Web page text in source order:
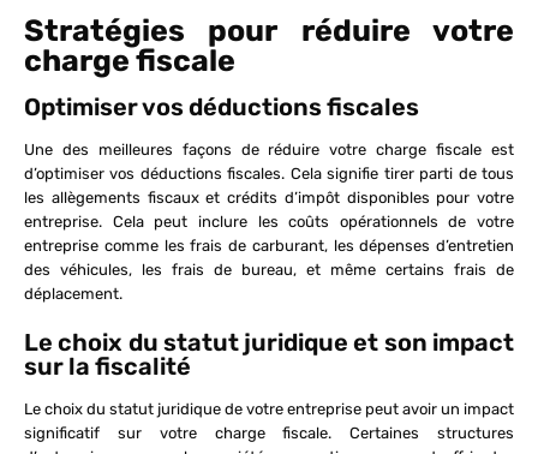
Stratégies pour réduire votre
charge fiscale
Optimiser vos déductions fiscales
Une des meilleures façons de réduire votre charge fiscale est
d’optimiser vos déductions fiscales. Cela signifie tirer parti de tous
les allègements fiscaux et crédits d’impôt disponibles pour votre
entreprise. Cela peut inclure les coûts opérationnels de votre
entreprise comme les frais de carburant, les dépenses d’entretien
des véhicules, les frais de bureau, et même certains frais de
déplacement.
Le choix du statut juridique et son impact
sur la fiscalité
Le choix du statut juridique de votre entreprise peut avoir un impact
significatif sur votre charge fiscale. Certaines structures